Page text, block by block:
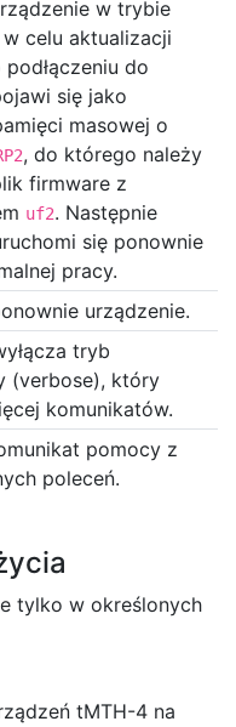
w trybie
celu aktualizacji
do
się jako
masowej o
, do którego należy
firmware z
uf2. Następnie
się ponownie
pracy.
urządzenie.
tryb
(verbose), który
komunikatów.
pomocy z
poleceń.
tylko w określonych
tMTH-4 na